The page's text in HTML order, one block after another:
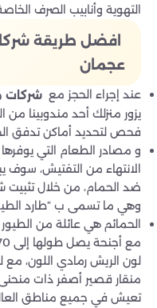
التهوية وأنابيب الصرف
افضل طريقة
عجمان
عند إجراء الحجز مع شركات
يزور منزلك أحد مندوبينا من
فحص لتحديد أماكن تدفق
و مصادر الطعام التي
الانتهاء من التفتيش، سوف
ضد الحمام، من خلال تثبيت
وهي ما تسمى ب “طارد
لون الريش رمادي اللون،
منقار قصير أصفر ذات
تعيش في جميع مناطق